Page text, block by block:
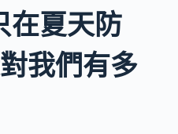
在夏天防
我們有多